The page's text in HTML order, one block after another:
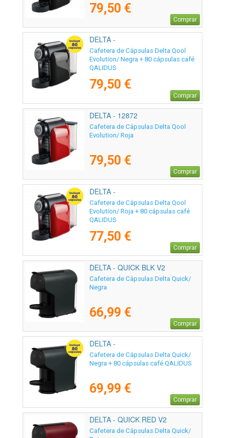
79,50 €
Comprar
DELTA -
Cafetera de Cápsulas Delta Qool
Evolution/ Negra + 80 cápsulas café
QALIDUS
79,50 €
Comprar
DELTA - 12872
Cafetera de Cápsulas Delta Qool
Evolution/ Roja
79,50 €
Comprar
DELTA -
Cafetera de Cápsulas Delta Qool
Evolution/ Roja + 80 cápsulas café
QALIDUS
77,50 €
Comprar
DELTA - QUICK BLK V2
Cafetera de Cápsulas Delta Quick/
Negra
66,99 €
Comprar
DELTA -
Cafetera de Cápsulas Delta Quick/
Negra + 80 cápsulas café QALIDUS
69,99 €
Comprar
DELTA - QUICK RED V2
Cafetera de Cápsulas Delta Quick/